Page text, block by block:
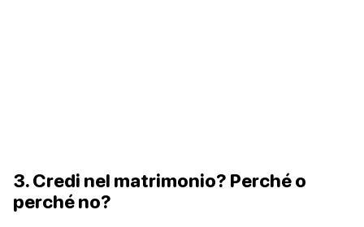
3. Credi nel matrimonio? Perché o
perché no?